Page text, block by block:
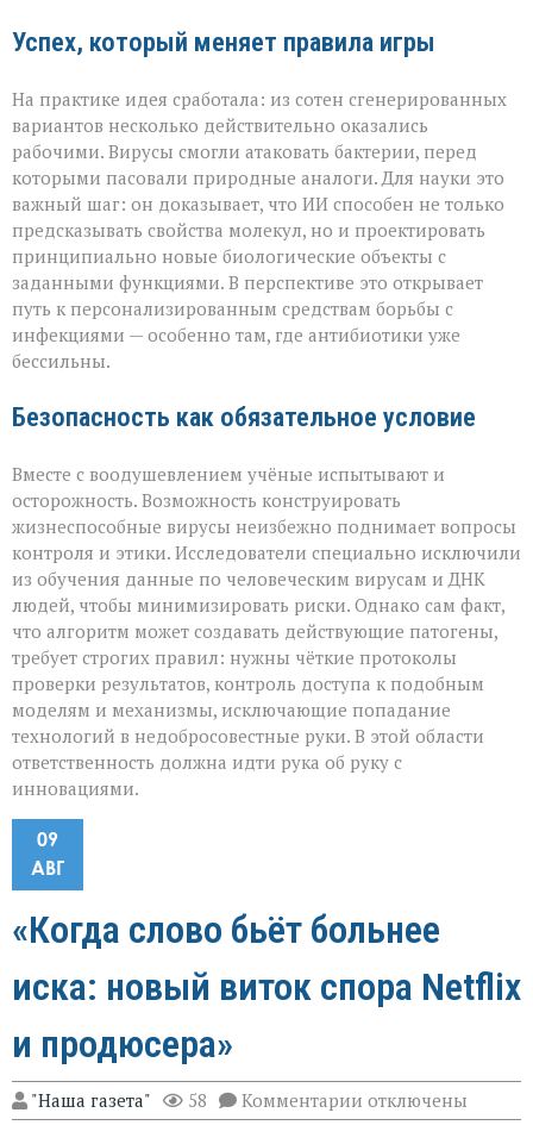
Успех, который меняет правила игры
На практике идея сработала: из сотен сгенерированных
вариантов несколько действительно оказались
рабочими. Вирусы смогли атаковать бактерии, перед
которыми пасовали природные аналоги. Для науки это
важный шаг: он доказывает, что ИИ способен не только
предсказывать свойства молекул, но и проектировать
принципиально новые биологические объекты с
заданными функциями. В перспективе это открывает
путь к персонализированным средствам борьбы с
инфекциями — особенно там, где антибиотики уже
бессильны.
Безопасность как обязательное условие
Вместе с воодушевлением учёные испытывают и
осторожность. Возможность конструировать
жизнеспособные вирусы неизбежно поднимает вопросы
контроля и этики. Исследователи специально исключили
из обучения данные по человеческим вирусам и ДНК
людей, чтобы минимизировать риски. Однако сам факт,
что алгоритм может создавать действующие патогены,
требует строгих правил: нужны чёткие протоколы
проверки результатов, контроль доступа к подобным
моделям и механизмы, исключающие попадание
технологий в недобросовестные руки. В этой области
ответственность должна идти рука об руку с
инновациями.
09
АВГ
«Когда слово бьёт больнее
иска: новый виток спора Netflix
и продюсера»
"Наша газета" 58 Комментарии к
записи
отключены